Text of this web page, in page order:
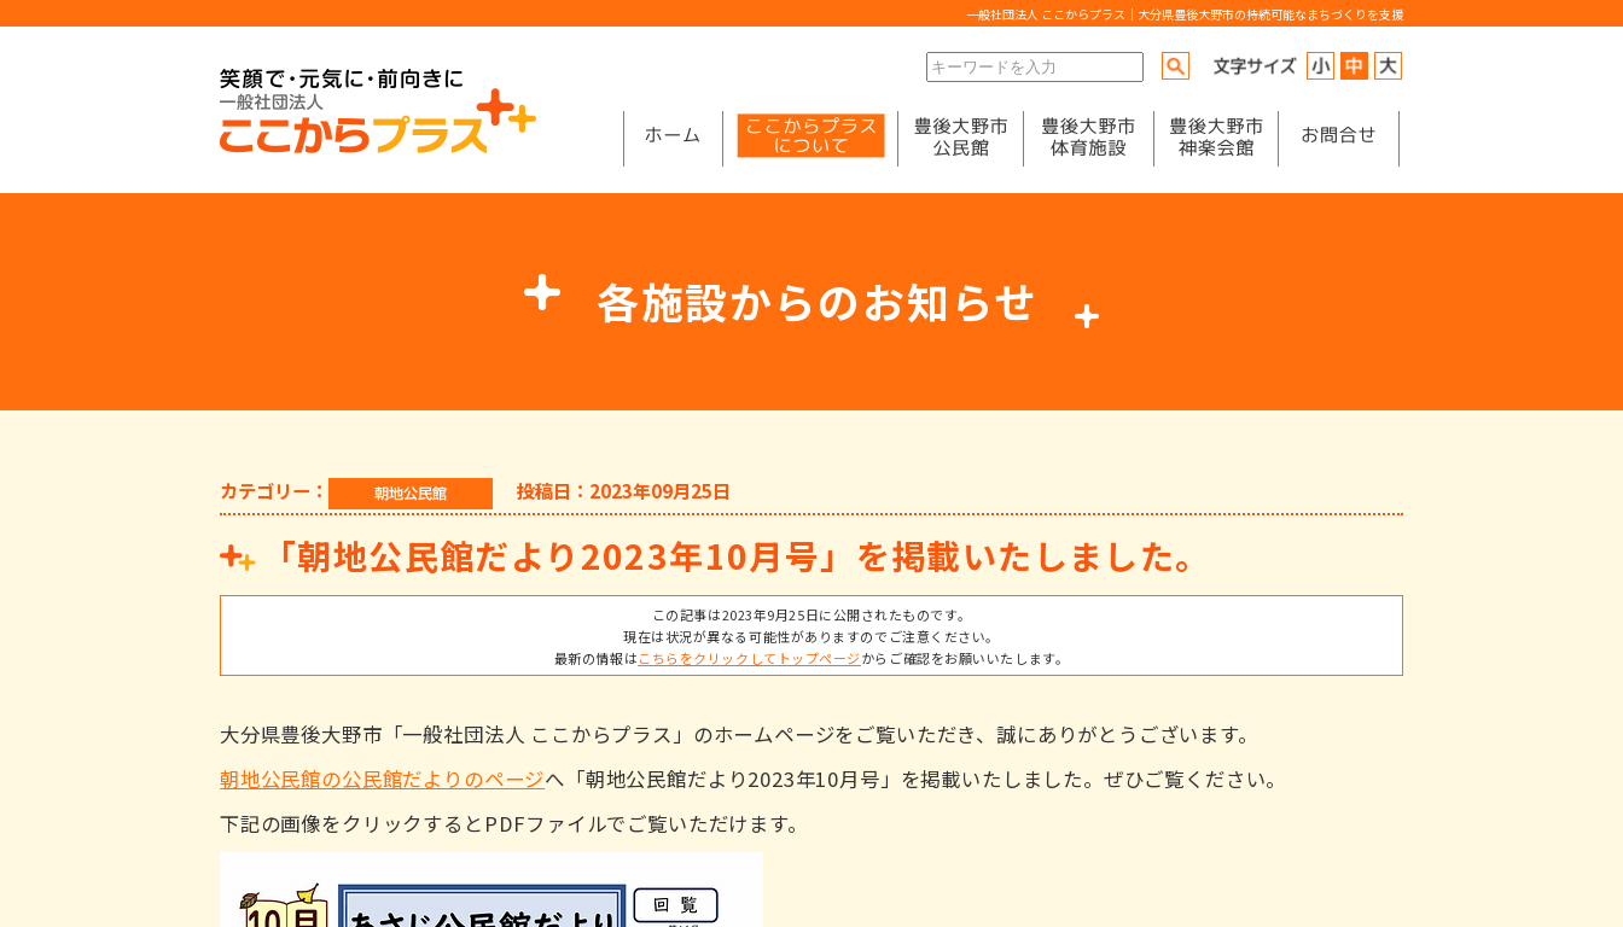
一般社団法人 ここからプラス｜大分県豊後大野市の持続可能なまちづくりを支援
各施設からのお知らせ
カテゴリー： 投稿日：2023年09月25日
「朝地公民館だより2023年10月号」を掲載いたしました。
この記事は2023年9月25日に公開されたものです。
現在は状況が異なる可能性がありますのでご注意ください。
最新の情報はこちらをクリックしてトップページからご確認をお願いいたします。
大分県豊後大野市「一般社団法人 ここからプラス」のホームページをご覧いただき、誠にありがとうございます。
朝地公民館の公民館だよりのページへ「朝地公民館だより2023年10月号」を掲載いたしました。ぜひご覧ください。
下記の画像をクリックするとPDFファイルでご覧いただけます。